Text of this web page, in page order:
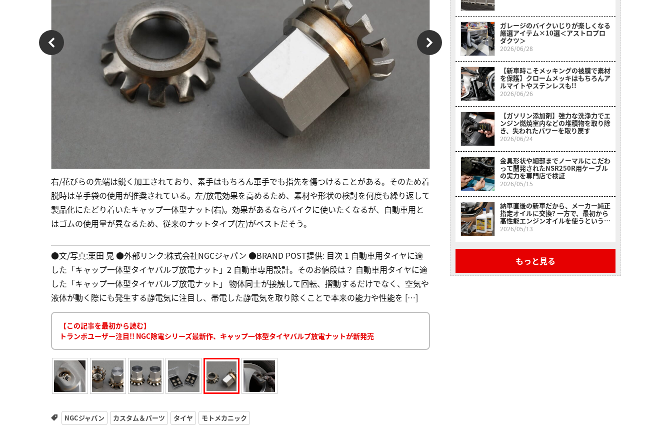
右/花びらの先端は鋭く加工されており、素手はもちろん軍手でも指先を傷つけることがある。そのため着
脱時は革手袋の使用が推奨されている。左/放電効果を高めるため、素材や形状の検討を何度も繰り返して
製品化にたどり着いたキャップ一体型ナット(右)。効果があるならバイクに使いたくなるが、自動車用と
はゴムの使用量が異なるため、従来のナットタイプ(左)がベストだそう。
●文/写真:栗田 晃 ●外部リンク:株式会社NGCジャパン ●BRAND POST提供: 目次 1 自動車用タイヤに適
した「キャップ一体型タイヤバルブ放電ナット」2 自動車専用設計。そのお値段は？ 自動車用タイヤに適
した「キャップ一体型タイヤバルブ放電ナット」 物体同士が接触して回転、摺動するだけでなく、空気や
液体が動く際にも発生する静電気に注目し、帯電した静電気を取り除くことで本来の能力や性能を […]
【この記事を最初から読む】
トランポユーザー注目!! NGC除電シリーズ最新作、キャップ一体型タイヤバルブ放電ナットが新発売
NGCジャパン カスタム＆パーツ タイヤ モトメカニック
ガレージのバイクいじりが楽しくなる
厳選アイテム×10選＜アストロプロ
ダクツ＞
2026/06/28
【新車時こそメッキングの被膜で素材
を保護】クロームメッキはもちろんア
ルマイトやステンレスも!!
2026/06/26
【ガソリン添加剤】強力な洗浄力でエ
ンジン燃焼室内などの堆積物を取り除
き、失われたパワーを取り戻す
2026/06/24
金具形状や細部までノーマルにこだわ
って開発されたNSR250R用ケーブル
の実力を専門店で検証
2026/05/15
納車直後の新車だから、メーカー純正
指定オイルに交換? 一方で、最初から
高性能エンジンオイルを使うという選
択肢＜スーパーゾイルで楽しいバイク
ライフ＞
2026/05/13
もっと見る